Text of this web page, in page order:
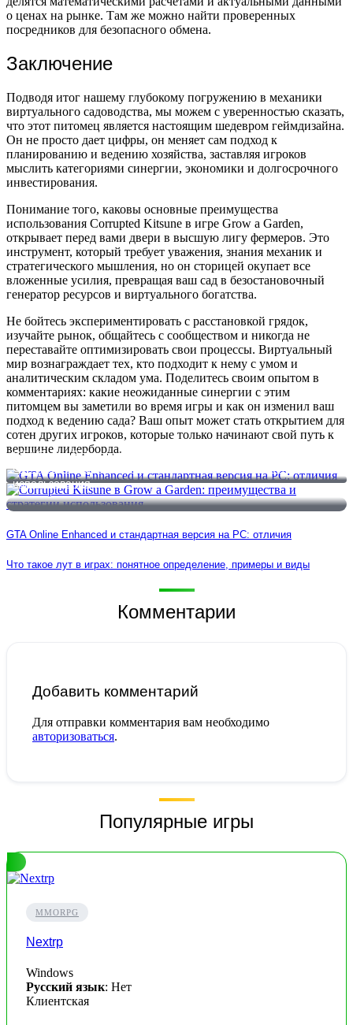
о ценах на рынке. Там же можно найти проверенных
посредников для безопасного обмена.
Заключение
Подводя итог нашему глубокому погружению в механики
виртуального садоводства, мы можем с уверенностью сказать,
что этот питомец является настоящим шедевром геймдизайна.
Он не просто дает цифры, он меняет сам подход к
планированию и ведению хозяйства, заставляя игроков
мыслить категориями синергии, экономики и долгосрочного
инвестирования.
Понимание того, каковы основные преимущества
использования Corrupted Kitsune в игре Grow a Garden,
открывает перед вами двери в высшую лигу фермеров. Это
инструмент, который требует уважения, знания механик и
стратегического мышления, но он сторицей окупает все
вложенные усилия, превращая ваш сад в безостановочный
генератор ресурсов и виртуального богатства.
Не бойтесь экспериментировать с расстановкой грядок,
изучайте рынок, общайтесь с сообществом и никогда не
переставайте оптимизировать свои процессы. Виртуальный
мир вознаграждает тех, кто подходит к нему с умом и
аналитическим складом ума. Поделитесь своим опытом в
комментариях: какие неожиданные синергии с этим
питомцем вы заметили во время игры и как он изменил ваш
подход к ведению сада? Ваш опыт может стать открытием для
сотен других игроков, которые только начинают свой путь к
вершине лидерборда.
GTA Online Enhanced и стандартная версия на РС: отличия
Corrupted Kitsune в Grow a Garden: преимущества и стратегии
использования
GTA Online Enhanced и стандартная версия на РС: отличия
Что такое лут в играх: понятное определение, примеры и виды
Комментарии
Добавить комментарий
Для отправки комментария вам необходимо
авторизоваться.
Популярные игры
MMORPG
Nextrp
Windows
Русский язык: Нет
Клиентская